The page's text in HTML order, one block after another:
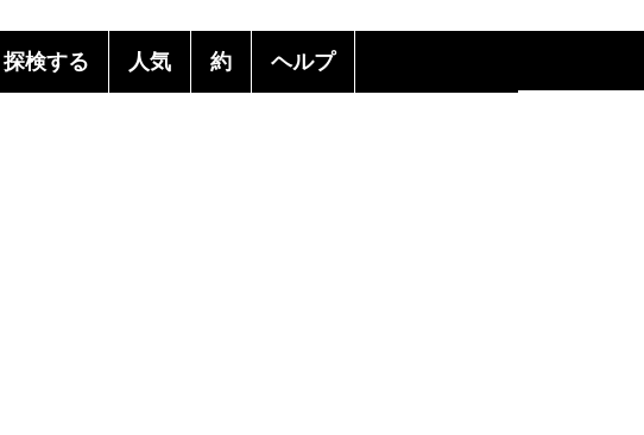
探検する 人気 約 ヘルプ